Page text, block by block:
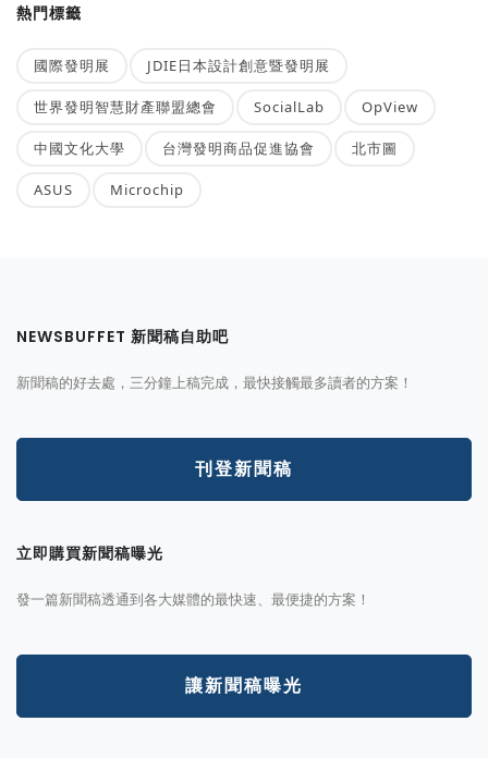
熱門標籤
國際發明展 JDIE日本設計創意暨發明展
世界發明智慧財產聯盟總會 SocialLab OpView
中國文化大學 台灣發明商品促進協會 北市圖
ASUS Microchip
NEWSBUFFET 新聞稿自助吧
新聞稿的好去處，三分鐘上稿完成，最快接觸最多讀者的方案！
刊登新聞稿
立即購買新聞稿曝光
發一篇新聞稿透通到各大媒體的最快速、最便捷的方案！
讓新聞稿曝光